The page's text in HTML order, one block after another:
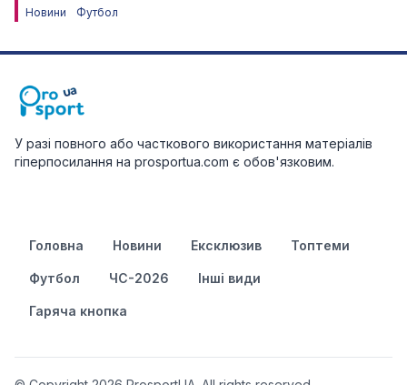
Новини
Футбол
У разі повного або часткового використання матеріалів
гіперпосилання на prosportua.com є обов'язковим.
Головна Новини Ексклюзив Топтеми
Футбол ЧС-2026 Інші види
Гаряча кнопка